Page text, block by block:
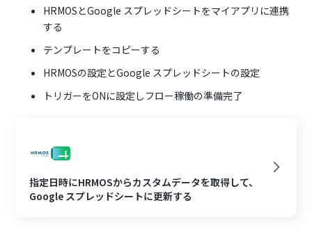
HRMOSとGoogle スプレッドシートをマイアプリに連携
する
テンプレートをコピーする
HRMOSの設定とGoogle スプレッドシートの設定
トリガーをONに設定しフロー稼働の準備完了
指定日時にHRMOSからカスタムデータを取得して、
Google スプレッドシートに更新する